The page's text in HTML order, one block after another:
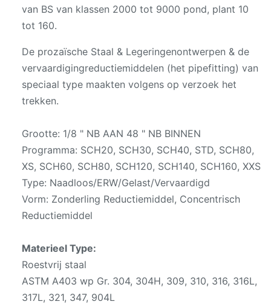
van BS van klassen 2000 tot 9000 pond, plant 10
tot 160.
De prozaïsche Staal & Legeringenontwerpen & de
vervaardigingreductiemiddelen (het pipefitting) van
speciaal type maakten volgens op verzoek het
trekken.
Grootte: 1/8 " NB AAN 48 " NB BINNEN
Programma: SCH20, SCH30, SCH40, STD, SCH80,
XS, SCH60, SCH80, SCH120, SCH140, SCH160, XXS
Type: Naadloos/ERW/Gelast/Vervaardigd
Vorm: Zonderling Reductiemiddel, Concentrisch
Reductiemiddel
Materieel Type:
Roestvrij staal
ASTM A403 wp Gr. 304, 304H, 309, 310, 316, 316L,
317L, 321, 347, 904L